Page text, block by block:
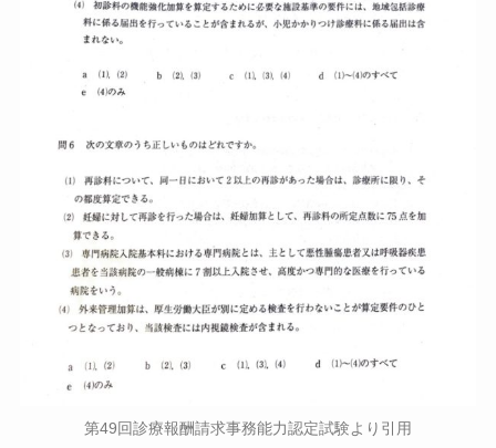
第49回診療報酬請求事務能力認定試験より引用